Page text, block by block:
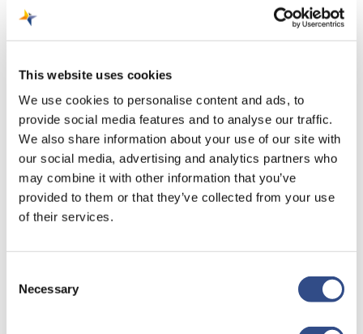
This website uses cookies
We use cookies to personalise content and ads, to
provide social media features and to analyse our traffic.
We also share information about your use of our site with
our social media, advertising and analytics partners who
may combine it with other information that you’ve
provided to them or that they’ve collected from your use
of their services.
Selection
Necessary
Recente berichten
Trainingsvlucht 4 augustus
Nieuwe AI-primeur voor Maastricht Aachen Airport:
intelligent exoskelet ondersteunt vrachtafhandeling
Je kunt je nu aanmelden voor onze Burendag 2026!
Trainingsvlucht 17 juli